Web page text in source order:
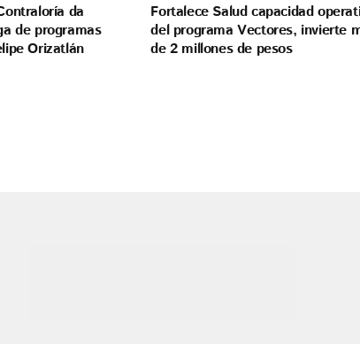
da
de programas
Orizatlán
Fortalece Salud capacidad
del programa Vectores, invierte
de 2 millones de pesos